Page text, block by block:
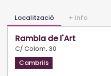
Localització + Info
Rambla de l'Art
C/ Colom, 30
Cambrils